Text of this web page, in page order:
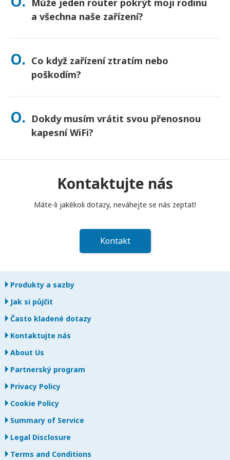
možnost pro vaši oblast.
a všechna naše zařízení?
Ano – připojte až 10 zařízení najednou (telefony, tablety,
používání přikládáme powerbanku zdarma.
O. Co když zařízení ztratím nebo
poškodím?
Při placení si můžete přidat Pojištění, které kryje ztrátu nebo
se něco stane, okamžitě nás kontaktujte – pomůžeme vám
zůstat ve spojení.
O. Dokdy musím vrátit svou přenosnou
kapesní WiFi?
pronájmu. Pokud se s vrácením opozdíte, bude vám účtován
Kontaktujte nás
Máte-li jakékoli dotazy, neváhejte se nás zeptat!
Kontakt
Produkty a sazby
Jak si půjčit
Často kladené dotazy
Kontaktujte nás
About Us
Partnerský program
Privacy Policy
Cookie Policy
Summary of Service
Legal Disclosure
Terms and Conditions